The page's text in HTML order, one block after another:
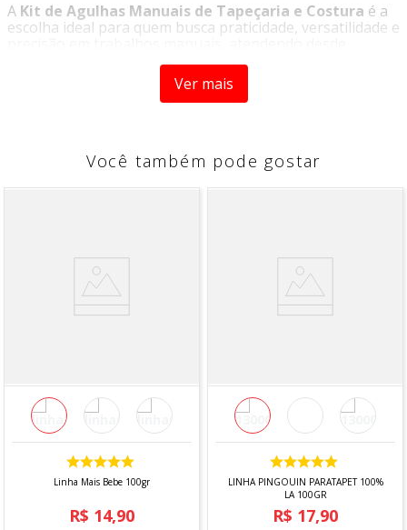
A Kit de Agulhas Manuais de Tapeçaria e Costura é a
escolha ideal para quem busca praticidade, versatilidade e
reparos simples até projetos mais elaborados de costura
Com diferentes tipos de agulhas no mesmo kit, oferece
desempenho em diferentes tipos de fios e materiais.
Diferenciais do Produto:
Inclui agulhas curvas, costura e tapeçaria
Ideal para trabalhos manuais variados
Alta resistência e durabilidade
Versatilidade para diferentes fios e tecidos
Indicado para costura, tapeçaria, bordado, reparos
domésticos e projetos artesanais em geral.
Informações Técnicas:
Agulha curva, cabeça de naja, costura e
tapeçaria
Ver mais
Você também pode gostar
Linha Mais Bebe 100gr
R$ 14,90
LINHA PINGOUIN PARATAPET 100%
LA 100GR
R$ 17,90